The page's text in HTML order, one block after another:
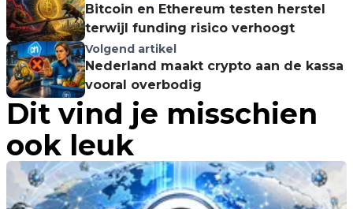
Bitcoin en Ethereum testen herstel
terwijl funding risico verhoogt
Volgend artikel
Nederland maakt crypto aan de kassa
vooral overbodig
Dit vind je misschien
ook leuk